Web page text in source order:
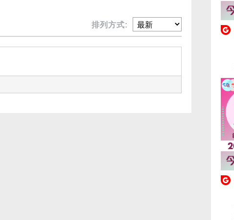
排列方式: